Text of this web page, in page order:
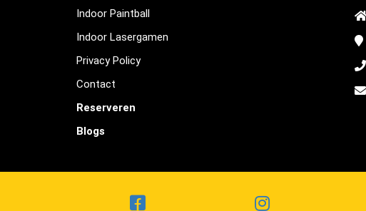
Indoor Paintball
Indoor Lasergamen
Privacy Policy
Contact
Reserveren
Blogs